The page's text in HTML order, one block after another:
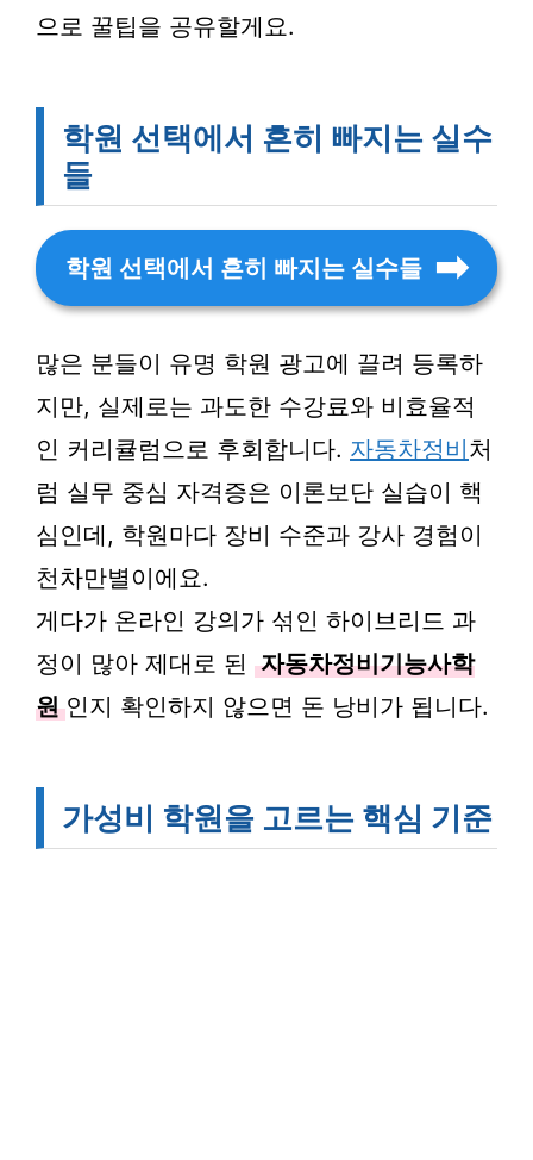
으로 꿀팁을 공유할게요.
학원 선택에서 흔히 빠지는 실수
들
학원 선택에서 흔히 빠지는 실수들
많은 분들이 유명 학원 광고에 끌려 등록하
지만, 실제로는 과도한 수강료와 비효율적
인 커리큘럼으로 후회합니다. 자동차정비처
럼 실무 중심 자격증은 이론보단 실습이 핵
심인데, 학원마다 장비 수준과 강사 경험이
천차만별이에요.
게다가 온라인 강의가 섞인 하이브리드 과
정이 많아 제대로 된 자동차정비기능사학
원 인지 확인하지 않으면 돈 낭비가 됩니다.
가성비 학원을 고르는 핵심 기준